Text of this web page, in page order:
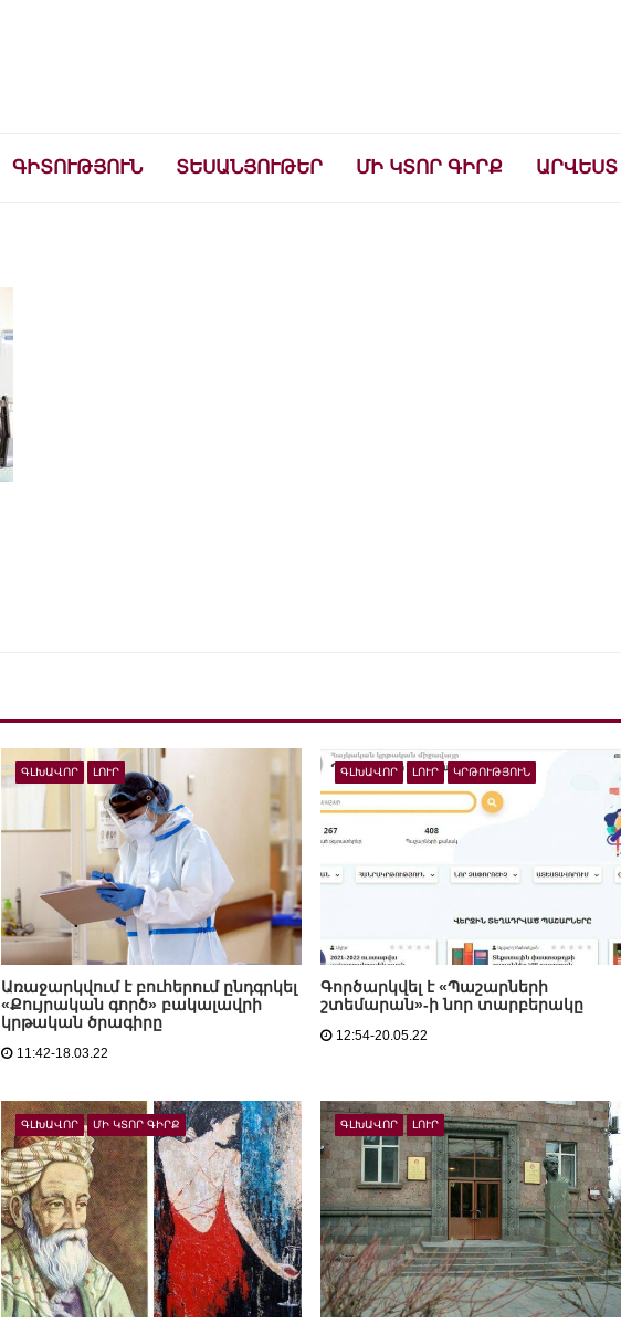
ԳԻՏՈՒԹՅՈՒՆ ՏԵՍԱՆՅՈՒԹԵՐ ՄԻ ԿՏՈՐ ԳԻՐՔ ԱՐՎԵՍՏ
ԳԼԽԱՎՈՐ ԼՈՒՐ
Առաջարկվում է բուհերում ընդգրկել
«Քույրական գործ» բակալավրի
կրթական ծրագիրը
11:42-18.03.22
ԳԼԽԱՎՈՐ ԼՈՒՐ ԿՐԹՈՒԹՅՈՒՆ
Գործարկվել է «Պաշարների
շտեմարան»-ի նոր տարբերակը
12:54-20.05.22
ԳԼԽԱՎՈՐ ՄԻ ԿՏՈՐ ԳԻՐՔ ԳԼԽԱՎՈՐ ԼՈՒՐ